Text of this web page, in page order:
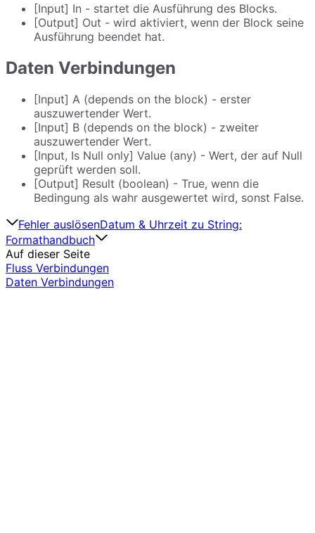
[Input] In - startet die Ausführung des Blocks.
[Output] Out - wird aktiviert, wenn der Block seine
Ausführung beendet hat.
Daten Verbindungen
[Input] A (depends on the block) - erster
auszuwertender Wert.
[Input] B (depends on the block) - zweiter
auszuwertender Wert.
[Input, Is Null only] Value (any) - Wert, der auf Null
geprüft werden soll.
[Output] Result (boolean) - True, wenn die
Bedingung als wahr ausgewertet wird, sonst False.
Fehler auslösenDatum & Uhrzeit zu String:
Formathandbuch
Auf dieser Seite
Fluss Verbindungen
Daten Verbindungen